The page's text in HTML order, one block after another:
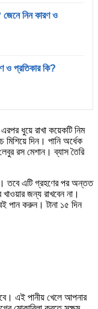
নিন কারণ ও
ও প্রতিকার কি?
ধুয়ে রাখা কয়েকটি নিম
দিন। পানি অর্ধেক
রস মেশান। ব্যাস তৈরি
তবে এটি গ্রহণের পর অন্তত
জন্য রাখবেন না।
পান করুন। টানা ১৫ দিন
এই পানীয় খেলে আপনার